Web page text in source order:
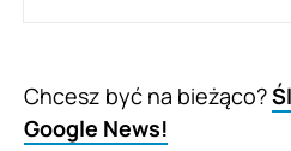
Chcesz być na bieżąco?
Google News!